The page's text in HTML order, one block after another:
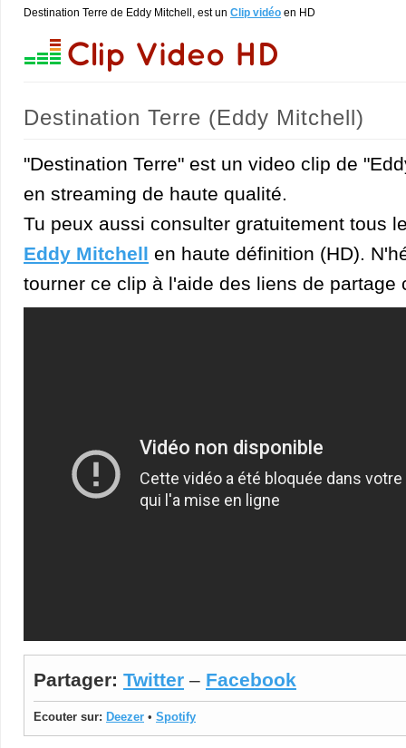
Destination Terre de Eddy Mitchell, est un Clip vidéo en HD
Destination Terre (Eddy Mitchell)
"Destination Terre" est un video clip de
en streaming de haute qualité.
Tu peux aussi consulter gratuitement tous
Eddy Mitchell en haute définition (HD).
tourner ce clip à l'aide des liens de partage
Partager: Twitter – Facebook
Ecouter sur: Deezer • Spotify